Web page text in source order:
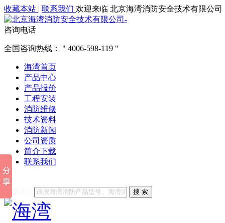
收藏本站 | 联系我们 欢迎来临 北京海湾消防安全技术有限公司
咨询电话
全国咨询热线： 4006-598-119
海湾首页
产品中心
产品报价
工程安装
消防维修
技术资料
消防新闻
公司资质
简介下载
联系我们
他们都在搜索:
搜 索